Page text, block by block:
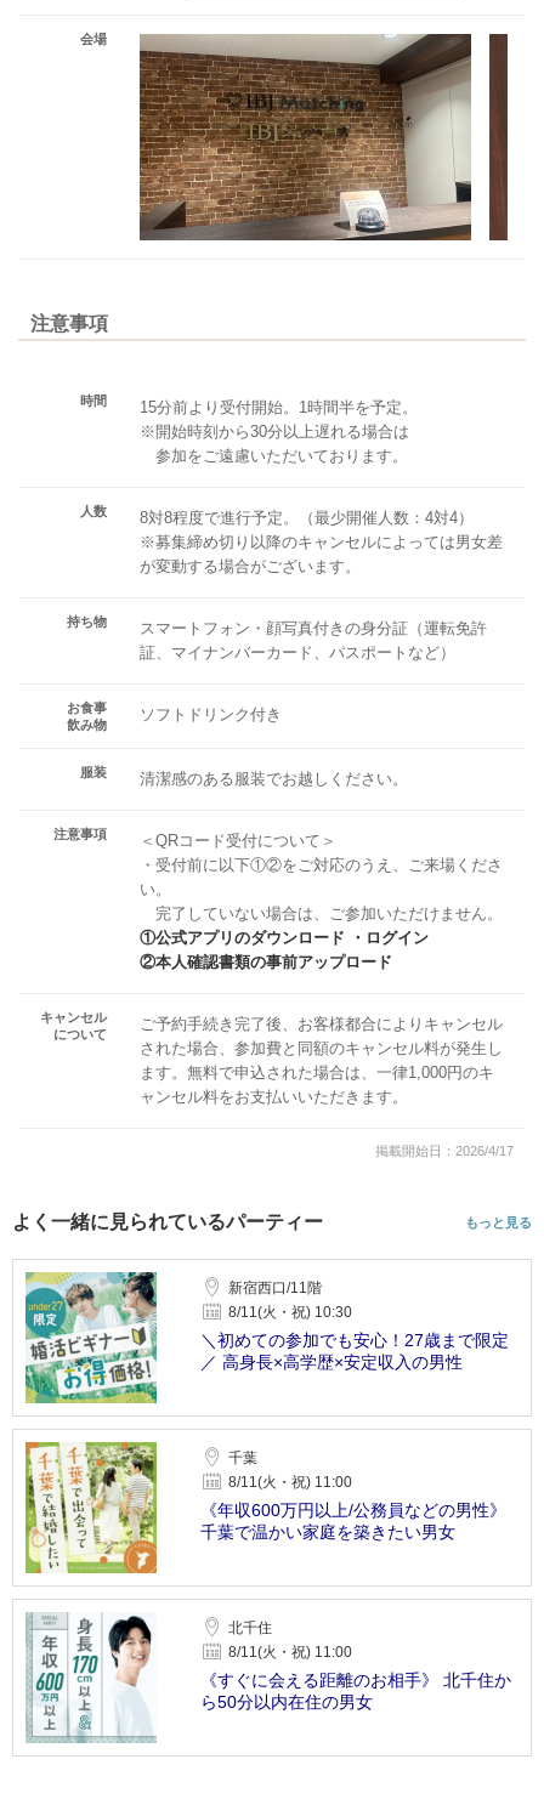
会場
注意事項
時間
15分前より受付開始。1時間半を予定。
※開始時刻から30分以上遅れる場合は
参加をご遠慮いただいております。
人数
8対8程度で進行予定。（最少開催人数：4対4）
※募集締め切り以降のキャンセルによっては男女差
が変動する場合がございます。
持ち物
スマートフォン・顔写真付きの身分証（運転免許
証、マイナンバーカード、パスポートなど）
お食事
飲み物
ソフトドリンク付き
服装 清潔感のある服装でお越しください。
注意事項
＜QRコード受付について＞
・受付前に以下①②をご対応のうえ、ご来場くださ
い。
完了していない場合は、ご参加いただけません。
①公式アプリのダウンロード ・ログイン
②本人確認書類の事前アップロード
キャンセル
について
ご予約手続き完了後、お客様都合によりキャンセル
された場合、参加費と同額のキャンセル料が発生し
ます。無料で申込された場合は、一律1,000円のキ
ャンセル料をお支払いいただきます。
掲載開始日：2026/4/17
よく一緒に見られているパーティー もっと見る
新宿西口/11階
8/11(火・祝) 10:30
＼初めての参加でも安心！27歳まで限定
／ 高身長×高学歴×安定収入の男性
千葉
8/11(火・祝) 11:00
《年収600万円以上/公務員などの男性》
千葉で温かい家庭を築きたい男女
北千住
8/11(火・祝) 11:00
《すぐに会える距離のお相手》 北千住か
ら50分以内在住の男女